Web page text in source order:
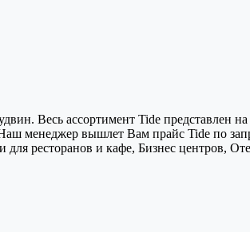
Весь ассортимент Tide представлен на
менеджер вышлет Вам прайс Tide по
для ресторанов и кафе, Бизнес центров,